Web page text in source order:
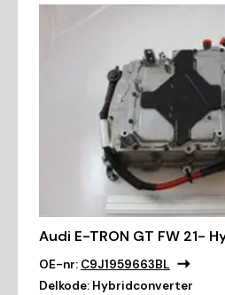
Audi E-TRON GT FW 21-
OE-nr: C9J1959663BL
Delkode: Hybridconverter